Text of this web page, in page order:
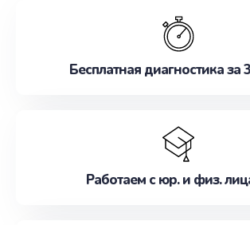
наилучшим образом. Не медлите
Бесплатная диагностика за
Работаем с юр. и физ.